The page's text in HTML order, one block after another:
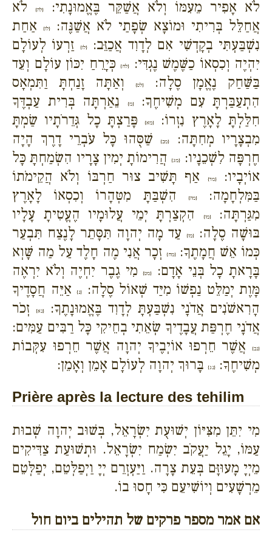
לֹא אָפִיר מֵעִמּוֹ וְלֹא אֲשַׁקֵּר בֶּאֱמוּנָתִי: {לה}
לֹא
אֲחַלֵּל בְּרִיתִי וּמוֹצָא שְׂפָתַי לֹא אֲשַׁנֶּה:
{לו}אַחַת
נִשְׁבַּעְתִּי בְקָדְשִׁי אִם לְדָוִד אֲכַזֵּב:{לז}
זַרְעוֹ לְעוֹלָם
יִהְיֶה וְכִסְאוֹ כַשֶּׁמֶשׁ נֶגְדִּי:
{לח}
כְּיָרֵחַ יִכּוֹן עוֹלָם וְעֵד
בַּשַּׁחַק נֶאֱמָן סֶלָה:
{לט}
וְאַתָּה זָנַחְתָּ וַתִּמְאָס
הִתְעַבַּרְתָּ עִם מְשִׁיחֶךָ:{מ}
נֵאַרְתָּה בְּרִית עַבְדֶּךָ
חִלַּלְתָּ לָאָרֶץ נִזְרוֹ:
{מא}פָּרַצְתָּ כָל גְּדֵרֹתָיו שַׂמְתָּ
מִבְצָרָיו מְחִתָּה:
{מב}שַׁסֻּהוּ כָּל עֹבְרֵי דָרֶךְ הָיָה
חֶרְפָּה לִשְׁכֵנָיו:
{מג}הֲרִימוֹתָ יְמִין צָרָיו הִשְׂמַחְתָּ כָּל
אוֹיְבָיו:{מד}
אַף תָּשִׁיב צוּר חַרְבּוֹ וְלֹא הֲקֵימֹתוֹ
בַּמִּלְחָמָה:{מה}
הִשְׁבַּתָּ מִטְּהָרוֹ וְכִסְאוֹ לָאָרֶץ
מִגַּרְתָּה:{מו}
הִקְצַרְתָּ יְמֵי עֲלוּמָיו הֶעֱטִיתָ עָלָיו
בּוּשָׁה סֶלָה:
{מז}
עַד מָה יְהוָה תִּסָּתֵר לָנֶצַח תִּבְעַר
כְּמוֹ אֵשׁ חֲמָתֶךָ:{מח}
זְכָר אֲנִי מֶה חָלֶד עַל מַה שָּׁוְא
בָּרָאתָ כָל בְּנֵי אָדָם:
{מט}מִי גֶבֶר יִחְיֶה וְלֹא יִרְאֶה
מָּוֶת יְמַלֵּט נַפְשׁוֹ מִיַּד שְׁאוֹל סֶלָה:
{נ}
אַיֵּה חֲסָדֶיךָ
הָרִאשֹׁנִים אֲדֹנָי נִשְׁבַּעְתָּ לְדָוִד בֶּאֱמוּנָתֶךָ:
{נא}
זְכֹר
אֲדֹנָי חֶרְפַּת עֲבָדֶיךָ שְׂאֵתִי בְחֵיקִי כָּל רַבִּים עַמִּים:
{נב}
אֲשֶׁר חֵרְפוּ אוֹיְבֶיךָ יְהוָה אֲשֶׁר חֵרְפוּ עִקְּבוֹת
מְשִׁיחֶךָ:
{נג} בָּרוּךְ יְהוָה לְעוֹלָם אָמֵן וְאָמֵן:
Prière après la lecture des tehilim
מִי יִתֵּן מִצִּיּוֹן יְשׁוּעֻת יִשְׂרָאֵל, בְּשׁוּב יְהוָה שְׁבוּת
עַמּוֹ, יָגֵל יַעֲקֹב יִשְׂמַח יִשְׂרָאֵל. וּתְשׁוּעַת צַדִּיקִים
מֵיְיָ מָעוּזָּם בְּעֵת צָרָה. וַיַּעְזְרֵם יְיָ וַיְפַלְּטֵם, יְפַלְּטֵם
מֵרְשָׁעִים וְיוֹשִׁיעֵם כִּי חָסוּ בוֹ.
אם אמר מספר פרקים של תהילים ביום חול